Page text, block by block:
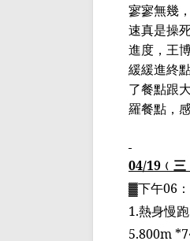
寥寥無幾
速真是操
進度， 王
緩緩進終
了餐點跟
羅餐點，
04/19 ﹙ 三
▓下午06 ：
1.熱身慢跑
5.800m